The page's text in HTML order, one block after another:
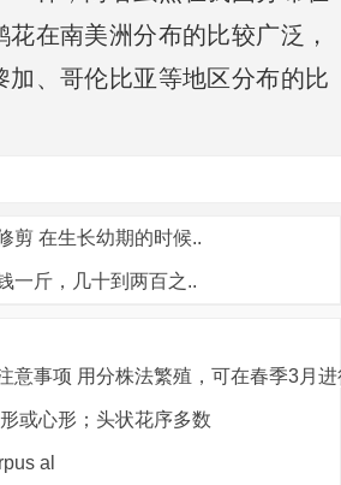
在南美洲分布的比较广泛，
加、哥伦比亚等地区分布的比
剪 在生长幼期的时候..
一斤，几十到两百之..
意事项 用分株法繁殖，可在春季3月进
或心形；头状花序多数
al